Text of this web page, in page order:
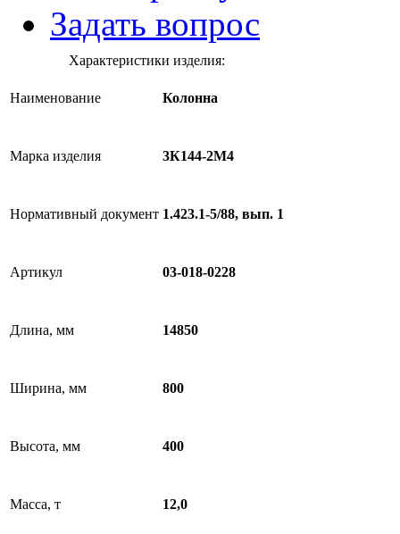
Задать вопрос
Характеристики изделия:
Наименование Колонна
Марка изделия 3К144-2М4
Нормативный документ 1.423.1-5/88, вып. 1
Артикул 03-018-0228
Длина, мм 14850
Ширина, мм 800
Высота, мм 400
Масса, т 12,0